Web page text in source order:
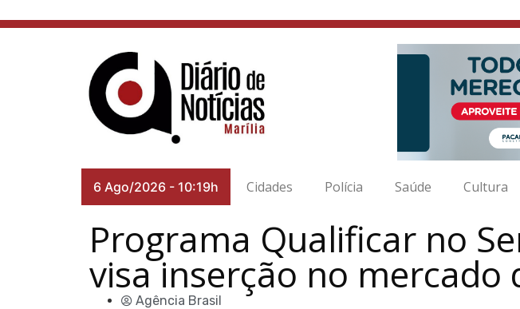
6 Ago/2026 - 10:19h Cidades Polícia Saúde Cultura
Programa Qualificar no
visa inserção no mercado
Agência Brasil